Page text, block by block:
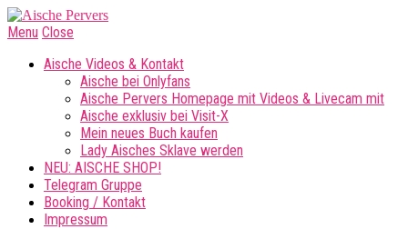
Menu Close
Aische Videos & Kontakt
Aische bei Onlyfans
Aische Pervers Homepage mit Videos & Livecam mit
Aische exklusiv bei Visit-X
Mein neues Buch kaufen
Lady Aisches Sklave werden
NEU: AISCHE SHOP!
Telegram Gruppe
Booking / Kontakt
Impressum